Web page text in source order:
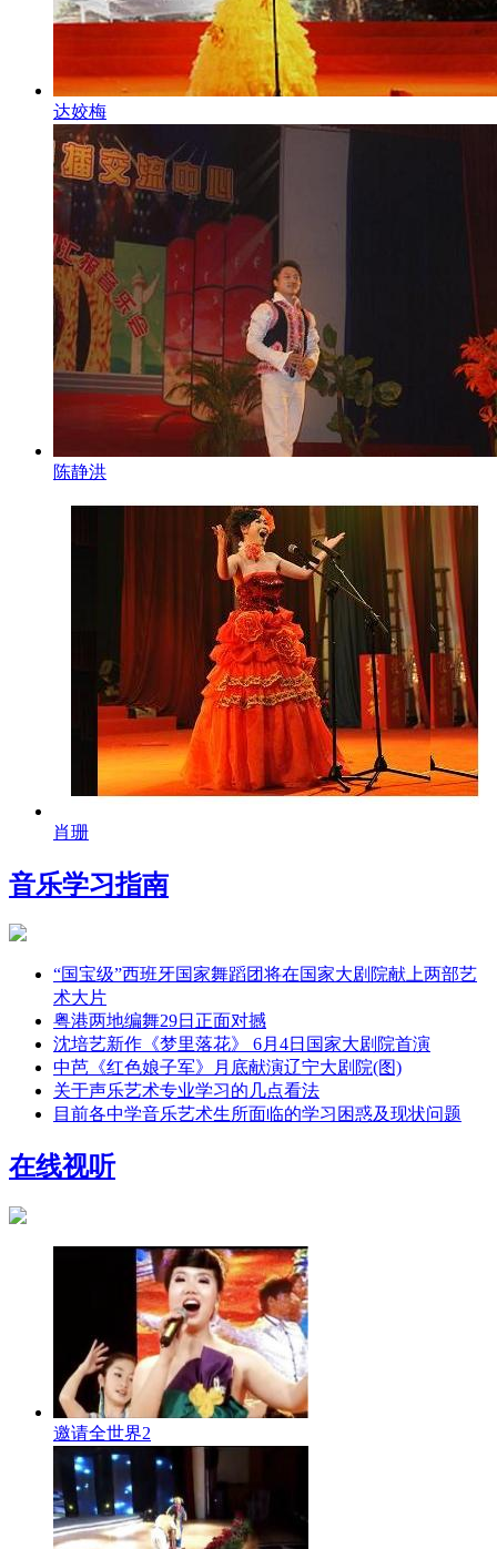
达姣梅
陈静洪
肖珊
音乐学习指南
“国宝级”西班牙国家舞蹈团将在国家大剧院献上两部艺
术大片
粤港两地编舞29日正面对撼
沈培艺新作《梦里落花》 6月4日国家大剧院首演
中芭《红色娘子军》月底献演辽宁大剧院(图)
关于声乐艺术专业学习的几点看法
目前各中学音乐艺术生所面临的学习困惑及现状问题
在线视听
邀请全世界2